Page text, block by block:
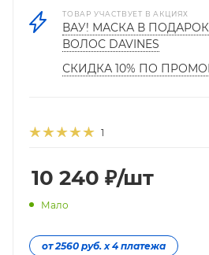
ТОВАР УЧАСТВУЕТ В АКЦИЯХ
ВАУ! МАСКА В
ВОЛОС DAVINES
СКИДКА 10% ПО
1
10 240 ₽/шт
Мало
от 2560 руб. х 4 платежа